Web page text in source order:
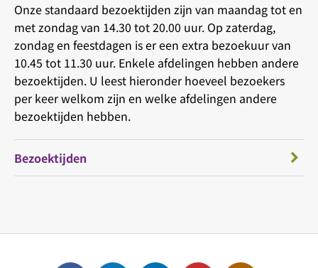
Onze standaard bezoektijden zijn van maandag tot en
met zondag van 14.30 tot 20.00 uur. Op zaterdag,
zondag en feestdagen is er een extra bezoekuur van
10.45 tot 11.30 uur. Enkele afdelingen hebben andere
bezoektijden. U leest hieronder hoeveel bezoekers
per keer welkom zijn en welke afdelingen andere
bezoektijden hebben.
Bezoektijden